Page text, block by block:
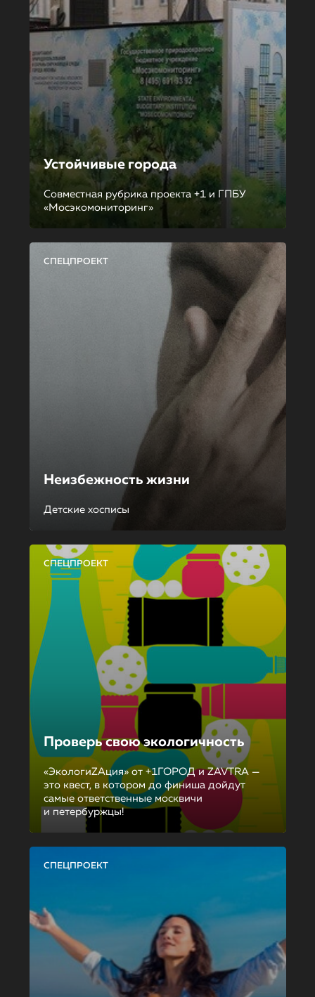
Устойчивые города
Совместная рубрика проекта +1 и ГПБУ
«Мосэкомониторинг»
СПЕЦПРОЕКТ
Неизбежность жизни
Детские хосписы
СПЕЦПРОЕКТ
Проверь свою экологичность
«ЭкологиZAция» от +1ГОРОД и ZAVTRA —
это квест, в котором до финиша дойдут
самые ответственные москвичи
и петербуржцы!
СПЕЦПРОЕКТ